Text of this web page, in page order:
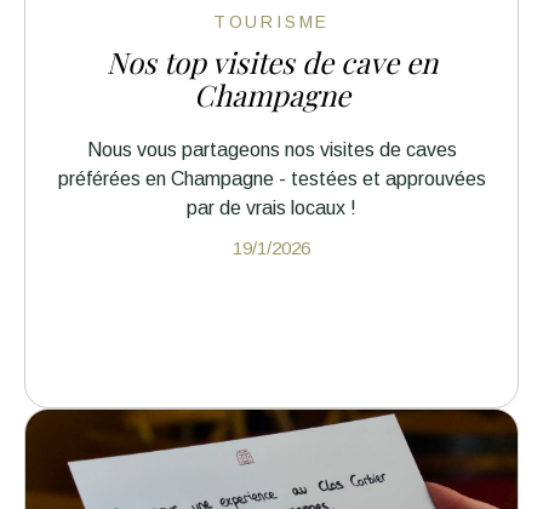
TOURISME
Nos top visites de cave en
Champagne
Nous vous partageons nos visites de caves
préférées en Champagne - testées et approuvées
par de vrais locaux !
19/1/2026